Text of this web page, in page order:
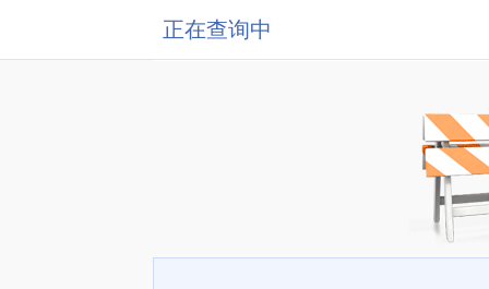
正在查询中